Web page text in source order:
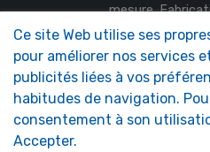
mesure.
NOS MIROIRS
Entretien & Accessoires
Miroirs Camping-car
Miroirs de sécurité
Miroirs Décoratifs
Miroirs Sur-Mesure
Ce site Web utilise ses
pour améliorer nos services
publicités liées à vos
habitudes de navigation.
consentement à son
Accepter.